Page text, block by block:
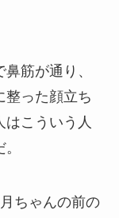
筋が通り、
整った顔立ち
こういう人
ちゃんの前の